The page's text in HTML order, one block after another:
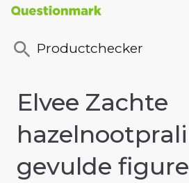
Productchecker
Elvee Zachte
gevulde